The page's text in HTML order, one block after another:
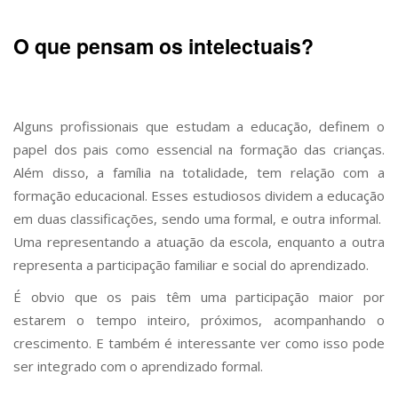
O que pensam os intelectuais?
Alguns profissionais que estudam a educação, definem o
papel dos pais como essencial na formação das crianças.
Além disso, a família na totalidade, tem relação com a
formação educacional. Esses estudiosos dividem a educação
em duas classificações, sendo uma formal, e outra informal.
Uma representando a atuação da escola, enquanto a outra
representa a participação familiar e social do aprendizado.
É obvio que os pais têm uma participação maior por
estarem o tempo inteiro, próximos, acompanhando o
crescimento. E também é interessante ver como isso pode
ser integrado com o aprendizado formal.